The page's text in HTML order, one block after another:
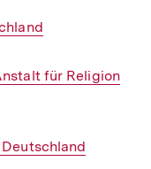
für Religion